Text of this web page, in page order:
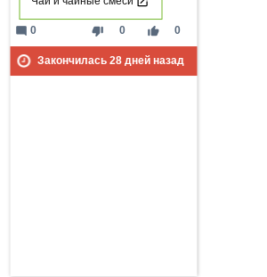
thumb_down 0 thumb_up 0
mode_comment 0
Закончилась 28дней назад